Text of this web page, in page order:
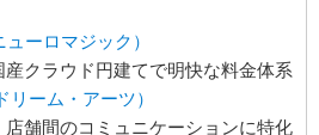
ーロマジック）
クラウド円建てで明快な料金体系
ーム・アーツ）
舗間のコミュニケーションに特化